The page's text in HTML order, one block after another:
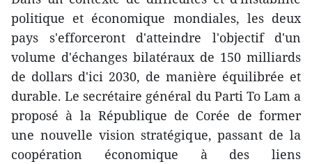
politique et économique mondiales, les deux
pays s'efforceront d'atteindre l'objectif d'un
volume d'échanges bilatéraux de 150 milliards
de dollars d'ici 2030, de manière équilibrée et
durable. Le secrétaire général du Parti To Lam a
proposé à la République de Corée de former
une nouvelle vision stratégique, passant de la
coopération économique à des liens